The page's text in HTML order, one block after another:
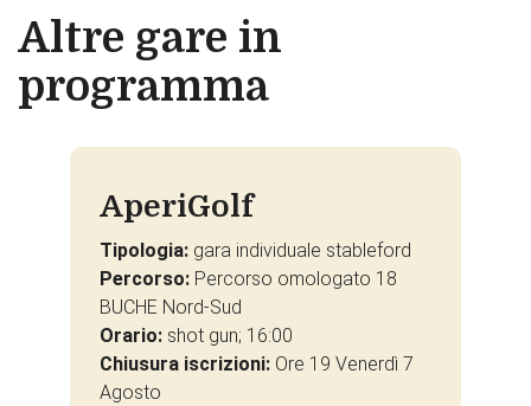
Altre gare in
programma
AperiGolf
Tipologia: gara individuale stableford
Percorso: Percorso omologato 18
BUCHE Nord-Sud
Orario: shot gun; 16:00
Chiusura iscrizioni: Ore 19 Venerdì 7
Agosto